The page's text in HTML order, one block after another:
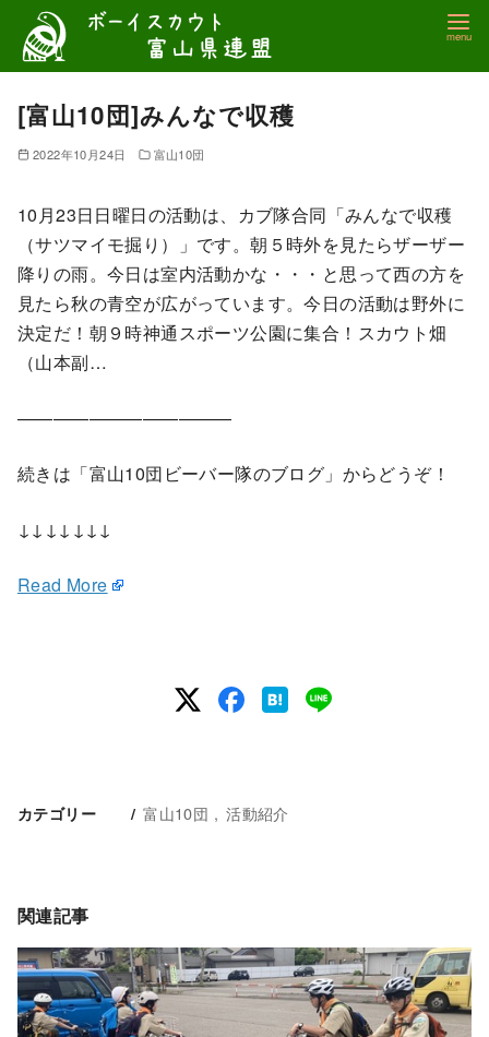
テ
[富山10団]みんなで収穫
2022年10月24日 富山10団
10月23日日曜日の活動は、カブ隊合同「みんなで収穫
（サツマイモ掘り）」です。朝５時外を見たらザーザー
降りの雨。今日は室内活動かな・・・と思って西の方を
見たら秋の青空が広がっています。今日の活動は野外に
決定だ！朝９時神通スポーツ公園に集合！スカウト畑
（山本副…
————————————
続きは「富山10団ビーバー隊のブログ」からどうぞ！
↓↓↓↓↓↓↓
Read More
カテゴリー 富山10団 活動紹介
関連記事